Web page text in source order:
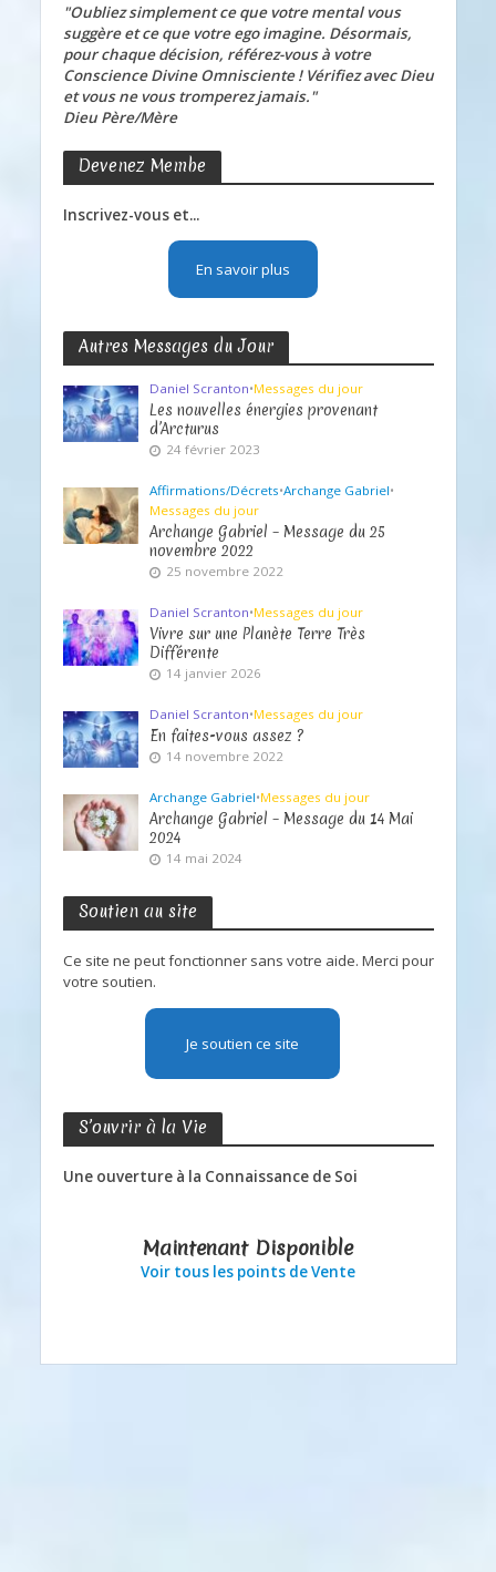
"Oubliez simplement ce que votre mental vous
suggère et ce que votre ego imagine. Désormais,
pour chaque décision, référez-vous à votre
Conscience Divine Omnisciente ! Vérifiez avec Dieu
et vous ne vous tromperez jamais."
Dieu Père/Mère
Devenez Membe
Inscrivez-vous et...
En savoir plus
Autres Messages du Jour
Daniel Scranton•Messages du jour
Les nouvelles énergies provenant
d’Arcturus
24 février 2023
Affirmations/Décrets•Archange Gabriel•
Messages du jour
Archange Gabriel – Message du 25
novembre 2022
25 novembre 2022
Daniel Scranton•Messages du jour
Vivre sur une Planète Terre Très
Différente
14 janvier 2026
Daniel Scranton•Messages du jour
En faites-vous assez ?
14 novembre 2022
Archange Gabriel•Messages du jour
Archange Gabriel – Message du 14 Mai
2024
14 mai 2024
Soutien au site
Ce site ne peut fonctionner sans votre aide. Merci pour
votre soutien.
Je soutien ce site
S’ouvrir à la Vie
Une ouverture à la Connaissance de Soi
Maintenant Disponible
Voir tous les points de Vente